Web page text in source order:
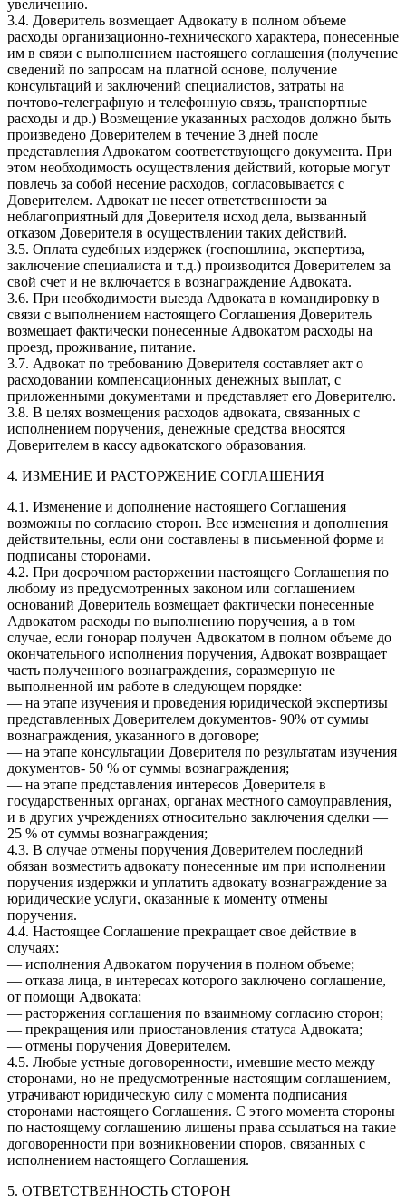
увеличению.
3.4. Доверитель возмещает Адвокату в полном объеме
расходы организационно-технического характера, понесенные
им в связи с выполнением настоящего соглашения (получение
сведений по запросам на платной основе, получение
консультаций и заключений специалистов, затраты на
почтово-телеграфную и телефонную связь, транспортные
расходы и др.) Возмещение указанных расходов должно быть
произведено Доверителем в течение 3 дней после
представления Адвокатом соответствующего документа. При
этом необходимость осуществления действий, которые могут
повлечь за собой несение расходов, согласовывается с
Доверителем. Адвокат не несет ответственности за
неблагоприятный для Доверителя исход дела, вызванный
отказом Доверителя в осуществлении таких действий.
3.5. Оплата судебных издержек (госпошлина, экспертиза,
заключение специалиста и т.д.) производится Доверителем за
свой счет и не включается в вознаграждение Адвоката.
3.6. При необходимости выезда Адвоката в командировку в
связи с выполнением настоящего Соглашения Доверитель
возмещает фактически понесенные Адвокатом расходы на
проезд, проживание, питание.
3.7. Адвокат по требованию Доверителя составляет акт о
расходовании компенсационных денежных выплат, с
приложенными документами и представляет его Доверителю.
3.8. В целях возмещения расходов адвоката, связанных с
исполнением поручения, денежные средства вносятся
Доверителем в кассу адвокатского образования.
4. ИЗМЕНИЕ И РАСТОРЖЕНИЕ СОГЛАШЕНИЯ
4.1. Изменение и дополнение настоящего Соглашения
возможны по согласию сторон. Все изменения и дополнения
действительны, если они составлены в письменной форме и
подписаны сторонами.
4.2. При досрочном расторжении настоящего Соглашения по
любому из предусмотренных законом или соглашением
оснований Доверитель возмещает фактически понесенные
Адвокатом расходы по выполнению поручения, а в том
случае, если гонорар получен Адвокатом в полном объеме до
окончательного исполнения поручения, Адвокат возвращает
часть полученного вознаграждения, соразмерную не
выполненной им работе в следующем порядке:
— на этапе изучения и проведения юридической экспертизы
представленных Доверителем документов- 90% от суммы
вознаграждения, указанного в договоре;
— на этапе консультации Доверителя по результатам изучения
документов- 50 % от суммы вознаграждения;
— на этапе представления интересов Доверителя в
государственных органах, органах местного самоуправления,
и в других учреждениях относительно заключения сделки —
25 % от суммы вознаграждения;
4.3. В случае отмены поручения Доверителем последний
обязан возместить адвокату понесенные им при исполнении
поручения издержки и уплатить адвокату вознаграждение за
юридические услуги, оказанные к моменту отмены
поручения.
4.4. Настоящее Соглашение прекращает свое действие в
случаях:
— исполнения Адвокатом поручения в полном объеме;
— отказа лица, в интересах которого заключено соглашение,
от помощи Адвоката;
— расторжения соглашения по взаимному согласию сторон;
— прекращения или приостановления статуса Адвоката;
— отмены поручения Доверителем.
4.5. Любые устные договоренности, имевшие место между
сторонами, но не предусмотренные настоящим соглашением,
утрачивают юридическую силу с момента подписания
сторонами настоящего Соглашения. С этого момента стороны
по настоящему соглашению лишены права ссылаться на такие
договоренности при возникновении споров, связанных с
исполнением настоящего Соглашения.
5. ОТВЕТСТВЕННОСТЬ СТОРОН